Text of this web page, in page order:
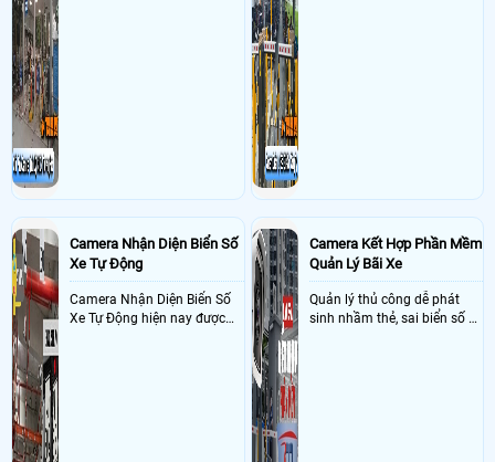
Camera Nhận Diện Biển Số
Xe Tự Động
Camera Nhận Diện Biển Số
Xe Tự Động hiện nay được
Camera Kết Hợp Phần Mềm
Quản Lý Bãi Xe
Quản lý thủ công dễ phát
sinh nhầm thẻ, sai biển số và